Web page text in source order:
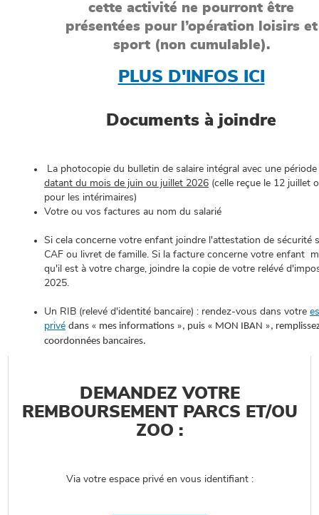
cette activité ne pourront être
présentées pour l’opération loisirs et
sport (non cumulable).
PLUS D'INFOS ICI
Documents à joindre
La photocopie du bulletin de salaire intégral avec une
datant du mois de juin ou juillet 2026 (celle reçue le 12 juillet
pour les intérimaires)
Votre ou vos factures au nom du salarié
Si cela concerne votre enfant joindre l'attestation de sécurité
CAF ou livret de famille. Si la facture concerne votre enfant
qu'il est à votre charge, joindre la copie de votre relévé
2025.
Un RIB (relevé d'identité bancaire) : rendez-vous dans votre
privé dans « mes informations », puis « MON IBAN »,
coordonnées bancaires.
DEMANDEZ VOTRE
REMBOURSEMENT PARCS ET/OU
ZOO :
Via votre espace privé en vous identifiant :